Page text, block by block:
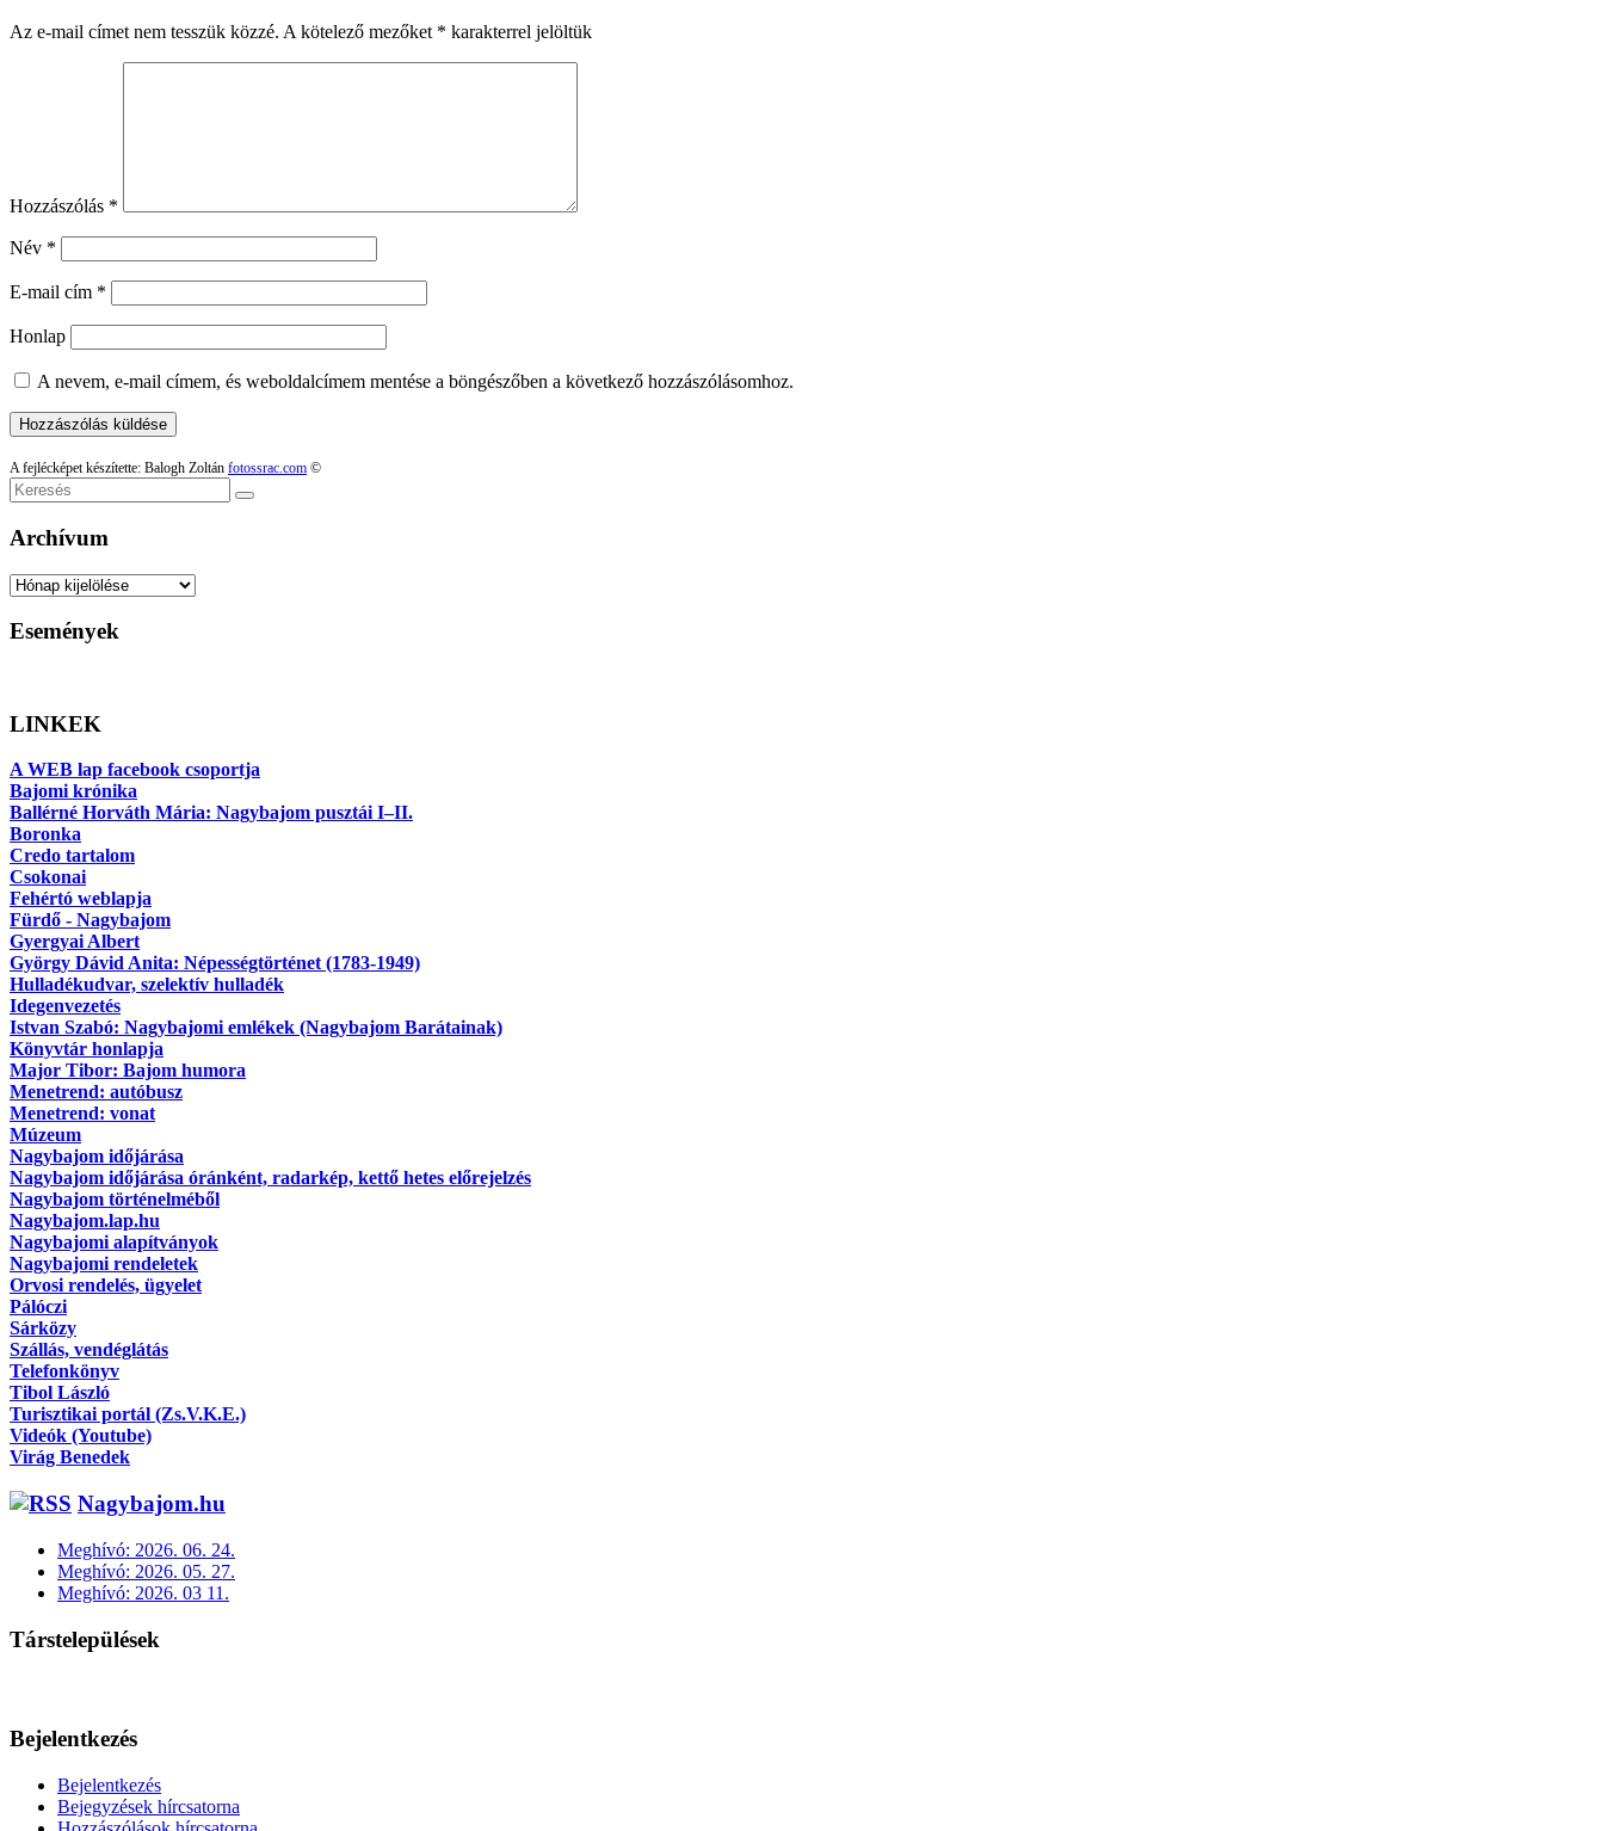
Az e-mail címet nem tesszük közzé. A kötelező mezőket * karakterrel jelöltük
Hozzászólás *
Név *
E-mail cím *
Honlap
A nevem, e-mail címem, és weboldalcímem mentése a böngészőben a következő hozzászólásomhoz.
A fejlécképet készítette: Balogh Zoltán fotossrac.com ©
Keresés
Archívum
Archívum
Események
LINKEK
A WEB lap facebook csoportja
Bajomi krónika
Ballérné Horváth Mária: Nagybajom pusztái I–II.
Boronka
Credo tartalom
Csokonai
Fehértó weblapja
Fürdő - Nagybajom
Gyergyai Albert
György Dávid Anita: Népességtörténet (1783-1949)
Hulladékudvar, szelektív hulladék
Idegenvezetés
Istvan Szabó: Nagybajomi emlékek (Nagybajom Barátainak)
Könyvtár honlapja
Major Tibor: Bajom humora
Menetrend: autóbusz
Menetrend: vonat
Múzeum
Nagybajom időjárása
Nagybajom időjárása óránként, radarkép, kettő hetes előrejelzés
Nagybajom történelméből
Nagybajom.lap.hu
Nagybajomi alapítványok
Nagybajomi rendeletek
Orvosi rendelés, ügyelet
Pálóczi
Sárközy
Szállás, vendéglátás
Telefonkönyv
Tibol László
Turisztikai portál (Zs.V.K.E.)
Videók (Youtube)
Virág Benedek
Nagybajom.hu
Meghívó: 2026. 06. 24.
Meghívó: 2026. 05. 27.
Meghívó: 2026. 03 11.
Társtelepülések
Bejelentkezés
Bejelentkezés
Bejegyzések hírcsatorna